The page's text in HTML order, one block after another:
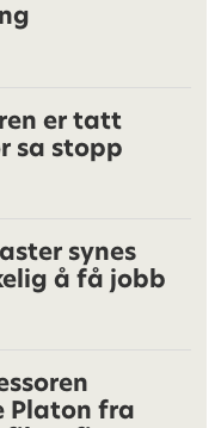
er tatt
sa stopp
synes
å få jobb
Platon fra